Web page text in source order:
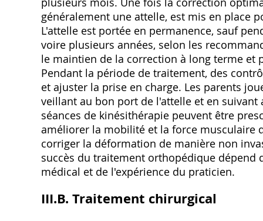
généralement une attelle, est mis en place
L'attelle est portée en permanence, sauf
voire plusieurs années, selon les
le maintien de la correction à long terme
Pendant la période de traitement, des
et ajuster la prise en charge. Les parents
veillant au bon port de l'attelle et en
séances de kinésithérapie peuvent être
améliorer la mobilité et la force musculaire
corriger la déformation de manière non
succès du traitement orthopédique dépend
médical et de l'expérience du praticien.
III.B. Traitement chirurgical